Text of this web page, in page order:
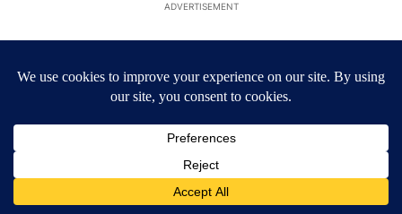
ADVERTISEMENT
ACTIVE CONVERSATIONS
The following is a list of the most commented articles in the last
missing after Big Rock Fire evacuations - Local
A trending article titled "Gov. Brad Little and Lt. Gov. Scott
Gov. Brad Little and Lt. Gov. Scott Bedke discuss
Idaho Falls expansion, wildfire season and more -